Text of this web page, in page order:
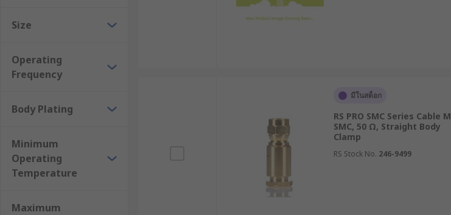
นอกจากนี้ขั้วต่อ SMA ยังนำไปใช้ในการเชื่อมต่อระบบสื่อสารไร้สายภายในโรงงาน เพื่อส่งข้อมูลกา
สามารถตรวจสอบและควบคุมการทำงานได้จากระยะไกล ด้วยความเสถียรและประสิทธิภาพของหัว
RS จำหน่ายหัวปลั๊ก Coaxial และหัว BNC ราคามิตรภา
RS ผู้นำด้านโซลูชันอุตสาหกรรมและอิเล็กทรอนิกส์ จำหน่ายหัวปลั๊ก Coaxial คุณภาพเยี่ยมจากแบรนด์
ทุกประเภทการใช้งาน ไม่ว่าจะเป็น แจ็ก BNC, ขั้วต่อ TNC, หัว BNC 5 ขา และอื่น ๆ อีกมากมาย พ
ของคุณ เลือกซื้อได้สะดวกตลอด 24 ชั่วโมงบนเว็บไซต์ บริการจัดส่งทั่วประเทศไทย ปรึกษาผู้เชี่ยวชา
วันนี้
Size
Operating
Frequency
Body Plating
Minimum
Operating
Temperature
Maximum
มีในสต็อก
RS PRO SMC Series Cable
SMC, 50 Ω, Straight Body
Clamp
RS Stock No. 246-9499